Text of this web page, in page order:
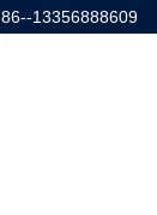
86--13356888609